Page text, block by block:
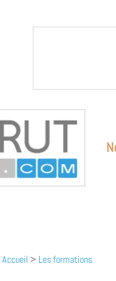
Accueil > Les formations